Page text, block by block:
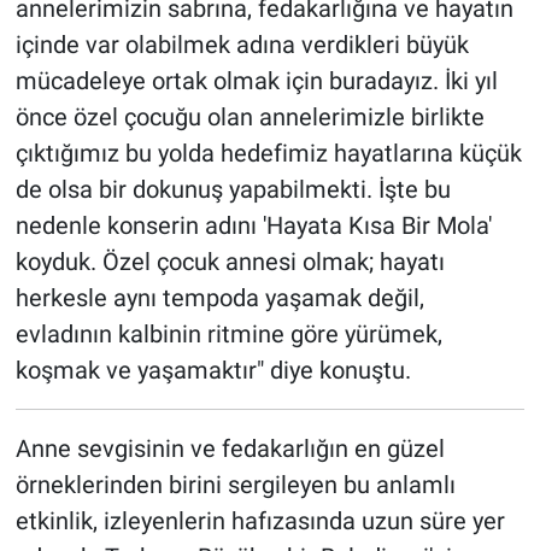
annelerimizin sabrına, fedakarlığına ve hayatın
içinde var olabilmek adına verdikleri büyük
mücadeleye ortak olmak için buradayız. İki yıl
önce özel çocuğu olan annelerimizle birlikte
çıktığımız bu yolda hedefimiz hayatlarına küçük
de olsa bir dokunuş yapabilmekti. İşte bu
nedenle konserin adını 'Hayata Kısa Bir Mola'
koyduk. Özel çocuk annesi olmak; hayatı
herkesle aynı tempoda yaşamak değil,
evladının kalbinin ritmine göre yürümek,
koşmak ve yaşamaktır" diye konuştu.
Anne sevgisinin ve fedakarlığın en güzel
örneklerinden birini sergileyen bu anlamlı
etkinlik, izleyenlerin hafızasında uzun süre yer